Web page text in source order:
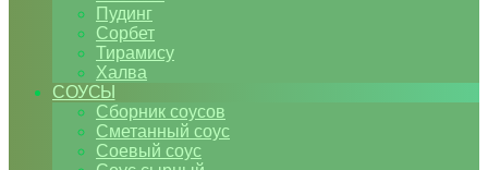
Пудинг
Сорбет
Тирамису
Халва
СОУСЫ
Сборник соусов
Сметанный соус
Соевый соус